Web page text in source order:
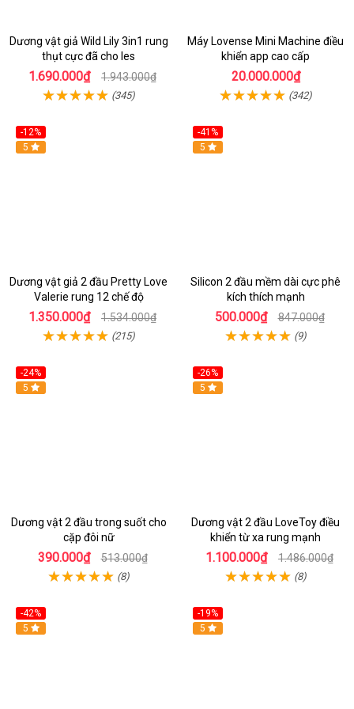
Dương vật giả Wild Lily 3in1 rung
thụt cực đã cho les
1.690.000₫ 1.943.000₫
(345)
Máy Lovense Mini Machine điều
khiển app cao cấp
20.000.000₫
(342)
-12%
5
Dương vật giả 2 đầu Pretty Love
Valerie rung 12 chế độ
1.350.000₫ 1.534.000₫
(215)
-41%
Hot
5
Silicon 2 đầu mềm dài cực phê
kích thích mạnh
500.000₫ 847.000₫
(9)
-24%
Hot
5
Dương vật 2 đầu trong suốt cho
cặp đôi nữ
390.000₫ 513.000₫
(8)
-26%
Hot
5
Dương vật 2 đầu LoveToy điều
khiển từ xa rung mạnh
1.100.000₫ 1.486.000₫
(8)
-42%
Hot
5
-19%
Hot
5